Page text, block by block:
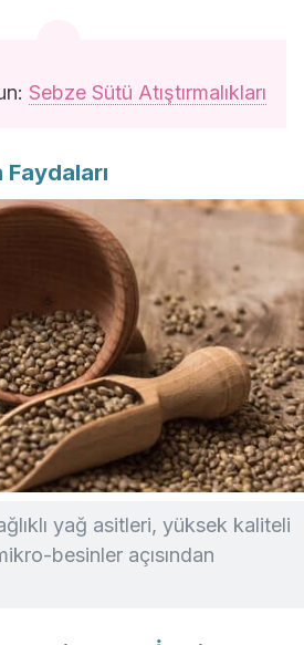
Sebze Sütü Atıştırmalıkları
yağ asitleri, yüksek kaliteli
besinler açısından